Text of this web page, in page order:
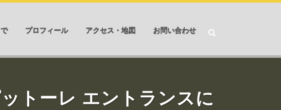
プロフィール アクセス・地図 お問い合わせ
トーレ エントランスに